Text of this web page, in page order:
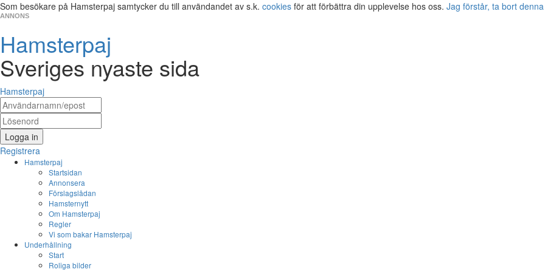
Som besökare på Hamsterpaj samtycker du till användandet av s.k. cookies för att förbättra din upplevelse hos oss. Jag förstår, ta bort
ANNONS
Hamsterpaj
Sveriges nyaste sida
Hamsterpaj
Logga in
Registrera
Hamsterpaj
Startsidan
Annonsera
Förslagslådan
Hamsternytt
Om Hamsterpaj
Regler
Vi som bakar Hamsterpaj
Underhållning
Start
Roliga bilder